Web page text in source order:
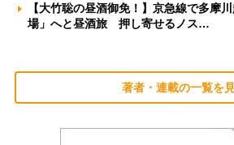
【大竹聡の昼酒御免！】京急線で多摩
場」へと昼酒旅 押し寄せるノス…
著者・連載の一覧を